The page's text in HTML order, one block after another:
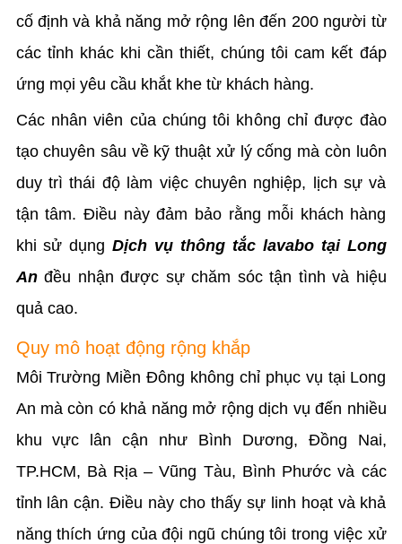
cố định và khả năng mở rộng lên đến 200 người từ
các tỉnh khác khi cần thiết, chúng tôi cam kết đáp
ứng mọi yêu cầu khắt khe từ khách hàng.
Các nhân viên của chúng tôi không chỉ được đào
tạo chuyên sâu về kỹ thuật xử lý cống mà còn luôn
duy trì thái độ làm việc chuyên nghiệp, lịch sự và
tận tâm. Điều này đảm bảo rằng mỗi khách hàng
khi sử dụngDịch vụ thông tắc lavabo tại Long
Anđều nhận được sự chăm sóc tận tình và hiệu
quả cao.
Quy mô hoạt động rộng khắp
Môi Trường Miền Đông không chỉ phục vụ tại Long
An mà còn có khả năng mở rộng dịch vụ đến nhiều
khu vực lân cận như Bình Dương, Đồng Nai,
TP.HCM, Bà Rịa – Vũng Tàu, Bình Phước và các
tỉnh lân cận. Điều này cho thấy sự linh hoạt và khả
năng thích ứng của đội ngũ chúng tôi trong việc xử